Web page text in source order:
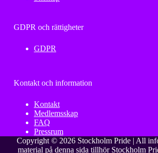
GDPR och rättigheter
GDPR
Kontakt och information
Kontakt
Medlemsskap
FAQ
Pressrum
Copyright © 2026 Stockholm Pride | All
material på denna sida tillhör Stockholm